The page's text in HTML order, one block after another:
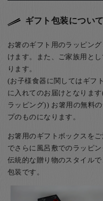
ギフト包装について
お箸のギフト用のラッピン
けます。また、ご家族用と
ります。
(お子様食器に関してはギフ
に入れてのお届けとなりま
ラッピング)) お箸用の無料
プのものになります。
お箸用のギフトボックスを
でさらに風呂敷でのラッピ
伝統的な贈り物のスタイル
包装です。